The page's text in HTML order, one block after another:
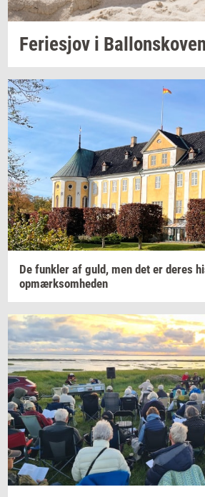
Fe­ri­esjov i Bal­lonsko­ven
De funk­ler af guld, men det er deres
op­mærk­som­he­den